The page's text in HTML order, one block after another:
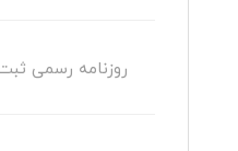
روزنامه رسمی